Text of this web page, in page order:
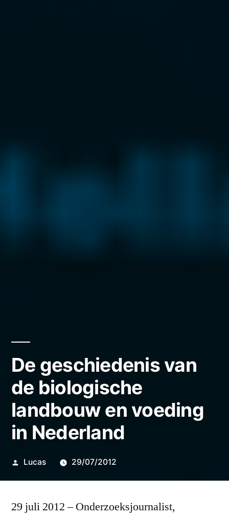
De geschiedenis van
de biologische
landbouw en voeding
in Nederland
Posted
Lucas 29/07/2012
29 juli 2012 – Onderzoeksjournalist,